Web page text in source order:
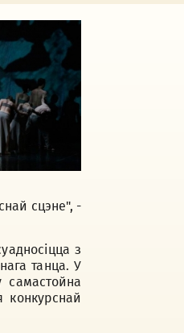
сцэне", -
з
танца. У
самастойна